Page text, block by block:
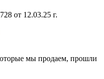
от 12.03.25 г.
мы продаем, прошли